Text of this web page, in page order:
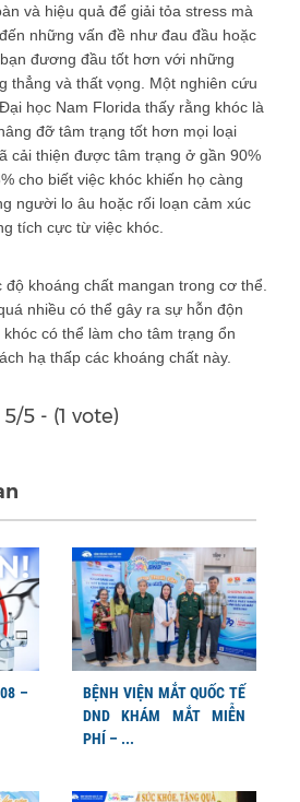
và hiệu quả để giải tỏa stress mà
những vấn đề như đau đầu hoặc
đương đầu tốt hơn với những
thẳng và thất vọng. Một nghiên cứu
học Nam Florida thấy rằng khóc là
đỡ tâm trạng tốt hơn mọi loại
cải thiện được tâm trạng ở gần 90%
cho biết việc khóc khiến họ càng
người lo âu hoặc rối loạn cảm xúc
tích cực từ việc khóc.
khoáng chất mangan trong cơ thể.
nhiều có thể gây ra sự hỗn độn
có thể làm cho tâm trạng ổn
hạ thấp các khoáng chất này.
5/5 - (1 vote)
–
BỆNH VIỆN MẮT QUỐC TẾ
DND KHÁM MẮT MIỄN
PHÍ – ...